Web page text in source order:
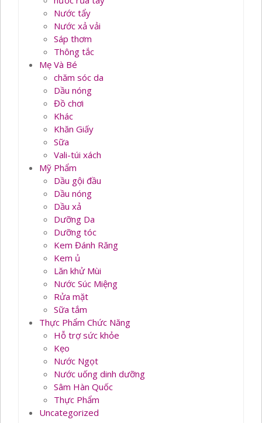
Nước tẩy
Nước xả vải
Sáp thơm
Thông tắc
Mẹ Và Bé
chăm sóc da
Dầu nóng
Đồ chơi
Khác
Khăn Giấy
Sữa
Vali-túi xách
Mỹ Phẩm
Dầu gội đầu
Dầu nóng
Dầu xả
Dưỡng Da
Dưỡng tóc
Kem Đánh Răng
Kem ủ
Lăn khử Mùi
Nước Súc Miệng
Rửa mặt
Sữa tắm
Thực Phẩm Chức Năng
Hỗ trợ sức khỏe
Kẹo
Nước Ngọt
Nước uống dinh dưỡng
Sâm Hàn Quốc
Thực Phẩm
Uncategorized